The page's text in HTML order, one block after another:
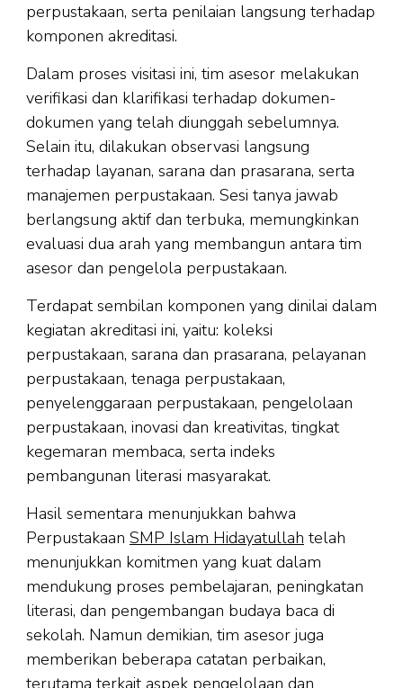
perpustakaan, serta penilaian langsung terhadap
komponen akreditasi.
Dalam proses visitasi ini, tim asesor melakukan
verifikasi dan klarifikasi terhadap dokumen-
dokumen yang telah diunggah sebelumnya.
Selain itu, dilakukan observasi langsung
terhadap layanan, sarana dan prasarana, serta
manajemen perpustakaan. Sesi tanya jawab
berlangsung aktif dan terbuka, memungkinkan
evaluasi dua arah yang membangun antara tim
asesor dan pengelola perpustakaan.
Terdapat sembilan komponen yang dinilai dalam
kegiatan akreditasi ini, yaitu: koleksi
perpustakaan, sarana dan prasarana, pelayanan
perpustakaan, tenaga perpustakaan,
penyelenggaraan perpustakaan, pengelolaan
perpustakaan, inovasi dan kreativitas, tingkat
kegemaran membaca, serta indeks
pembangunan literasi masyarakat.
Hasil sementara menunjukkan bahwa
Perpustakaan SMP Islam Hidayatullah telah
menunjukkan komitmen yang kuat dalam
mendukung proses pembelajaran, peningkatan
literasi, dan pengembangan budaya baca di
sekolah. Namun demikian, tim asesor juga
memberikan beberapa catatan perbaikan,
terutama terkait aspek pengelolaan dan